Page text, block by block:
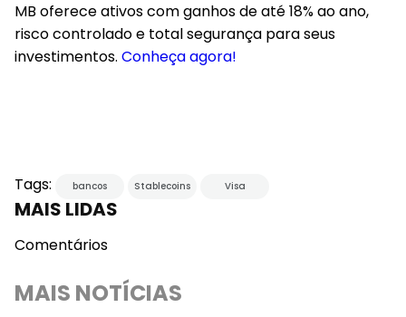
MB oferece ativos com ganhos de até 18% ao ano,
risco controlado e total segurança para seus
investimentos. Conheça agora!
Tags: bancos Stablecoins Visa
MAIS LIDAS
Comentários
MAIS NOTÍCIAS